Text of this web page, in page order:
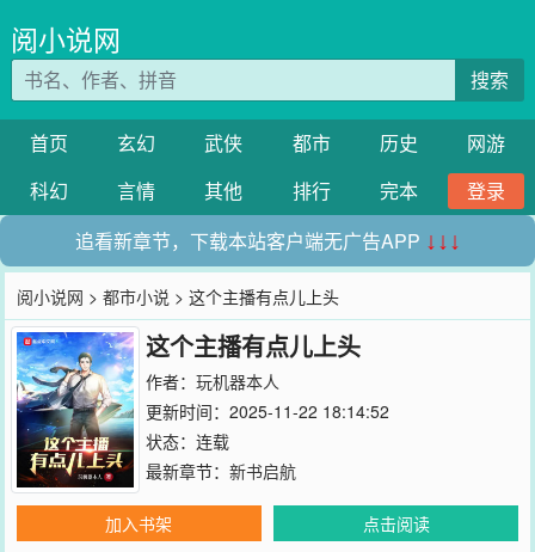
阅小说网
搜索
首页 玄幻 武侠 都市 历史
网游
科幻
言情 其他 排行 完本
登录
追看新章节，下载本站客户端无广告APP ↓↓↓
阅小说网 >都市小说 > 这个主播有点儿上头
这个主播有点儿上头
作者： 玩机器本人
更新时间：2025-11-22 18:14:52
状态：连载
最新章节： 新书启航
加入书架
点击阅读